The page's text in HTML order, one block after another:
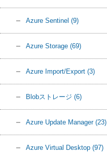
Azure Sentinel (9)
Azure Storage (69)
Azure Import/Export (3)
Blobストレージ (6)
Azure Update Manager (23)
Azure Virtual Desktop (97)